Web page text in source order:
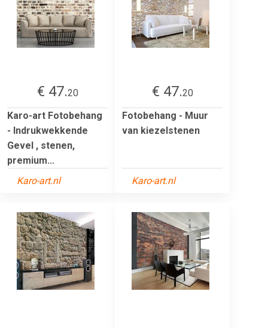
€ 47.20
Karo-art Fotobehang
- Indrukwekkende
Gevel , stenen,
premium...
Karo-art.nl
€ 47.20
Fotobehang - Muur
van kiezelstenen
Karo-art.nl